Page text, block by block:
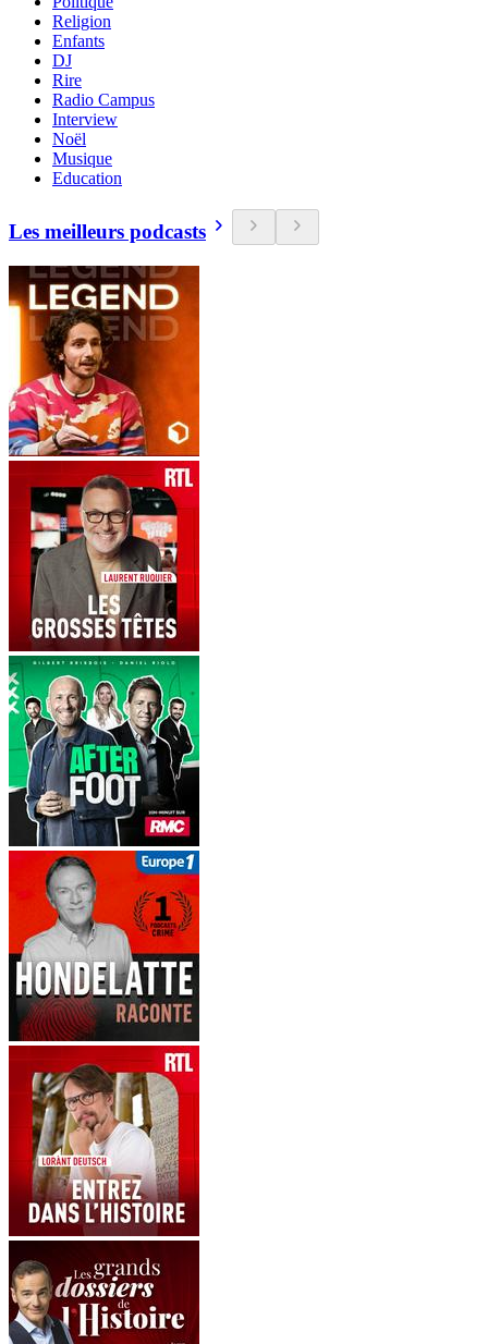
Religion
Enfants
DJ
Rire
Radio Campus
Interview
Noël
Musique
Education
Les meilleurs podcasts